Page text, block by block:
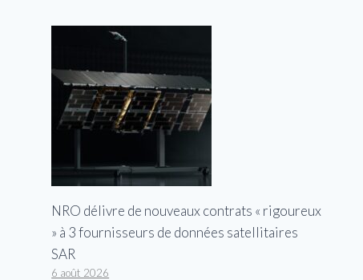
Un homme de Buffalo accusé de
son bébé retrouvé mort
NRO délivre de nouveaux contrats « rigoureux
» à 3 fournisseurs de données satellitaires
SAR
6 août 2026